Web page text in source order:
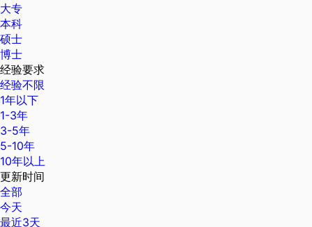
大专
本科
硕士
博士
经验要求
经验不限
1年以下
1-3年
3-5年
5-10年
10年以上
更新时间
全部
今天
最近3天